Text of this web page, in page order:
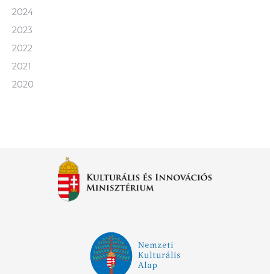
2024
2023
2022
2021
2020